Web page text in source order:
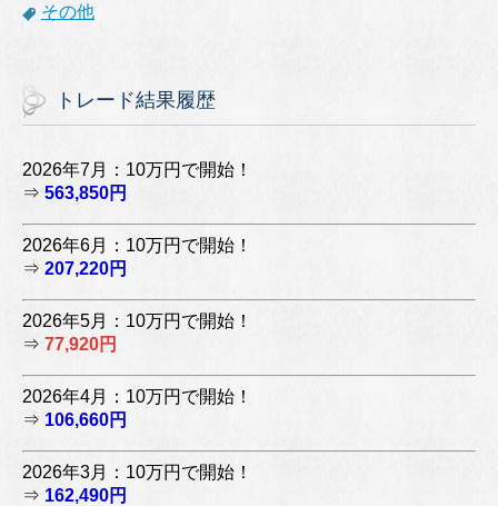
その他
トレード結果履歴
2026年7月：10万円で開始！
⇒ 563,850円
2026年6月：10万円で開始！
⇒ 207,220円
2026年5月：10万円で開始！
⇒ 77,920円
2026年4月：10万円で開始！
⇒ 106,660円
2026年3月：10万円で開始！
⇒ 162,490円